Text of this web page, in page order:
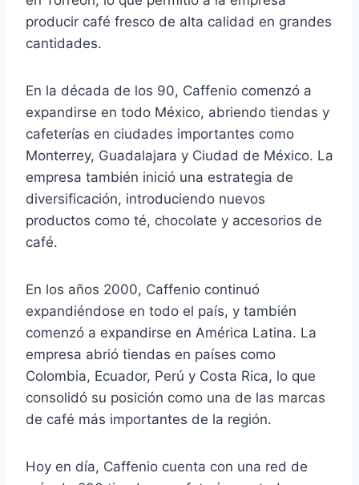
producir café fresco de alta calidad en grandes
cantidades.
En la década de los 90, Caffenio comenzó a
expandirse en todo México, abriendo tiendas y
cafeterías en ciudades importantes como
Monterrey, Guadalajara y Ciudad de México. La
empresa también inició una estrategia de
diversificación, introduciendo nuevos
productos como té, chocolate y accesorios de
café.
En los años 2000, Caffenio continuó
expandiéndose en todo el país, y también
comenzó a expandirse en América Latina. La
empresa abrió tiendas en países como
Colombia, Ecuador, Perú y Costa Rica, lo que
consolidó su posición como una de las marcas
de café más importantes de la región.
Hoy en día, Caffenio cuenta con una red de